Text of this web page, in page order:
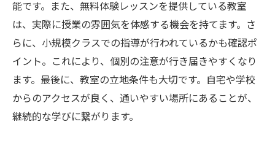
能です。また、無料体験レッスンを提供している教室
は、実際に授業の雰囲気を体感する機会を持てます。さ
らに、小規模クラスでの指導が行われているかも確認ポ
イント。これにより、個別の注意が行き届きやすくなり
ます。最後に、教室の立地条件も大切です。自宅や学校
からのアクセスが良く、通いやすい場所にあることが、
継続的な学びに繋がります。